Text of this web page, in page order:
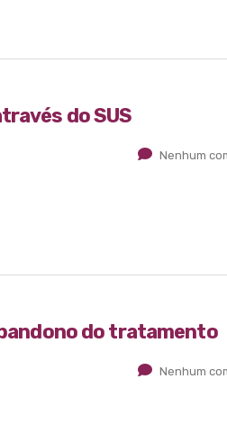
do SUS
Nenhum
do tratamento
Nenhum